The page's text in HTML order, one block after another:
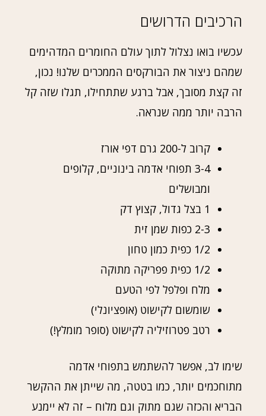
הרכיבים הדרושים
עכשיו בואו נצלול לתוך עולם החומרים המדהימים
שמהם ניצור את הבורקסים הממכרים שלנו! נכון,
זה קצת מסובך, אבל ברגע שתתחילו, תגלו שזה קל
הרבה יותר ממה שנראה.
קרוב ל-200 גרם דפי אורז
3-4 תפוחי אדמה בינוניים, קלופים
ומבושלים
1 בצל גדול, קצוץ דק
2-3 כפות שמן זית
1/2 כפית כמון טחון
1/2 כפית פפריקה מתוקה
מלח ופלפל לפי הטעם
שומשום לקישוט (אופציונלי)
רטב פטרוזיליה לקישוט (סופר מומלץ!)
שימו לב, אפשר להשתמש בתפוחי אדמה
מתוחכמים יותר, כמו בטטה, מה שייתן את ההקשר
הבריא והכזה שגם מתוק וגם מלוח – זה לא יימנע